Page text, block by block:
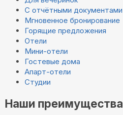
С отчётными документами
Мгновенное бронирование
Горящие предложения
Отели
Мини-отели
Гостевые дома
Апарт-отели
Студии
Наши преимущества